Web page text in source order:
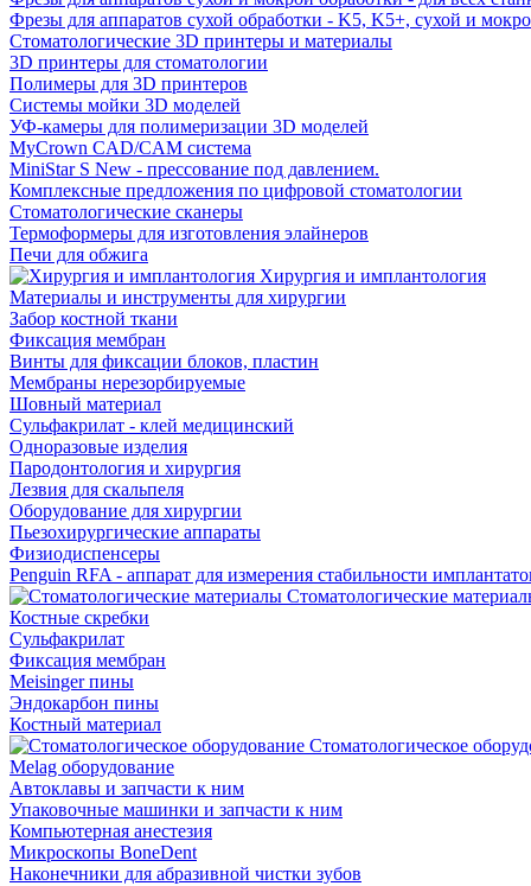
Фрезы для аппаратов сухой обработки - K5, K5+, сухой и
Стоматологические 3D принтеры и материалы
3D принтеры для стоматологии
Полимеры для 3D принтеров
Системы мойки 3D моделей
УФ-камеры для полимеризации 3D моделей
MyCrown CAD/CAM система
MiniStar S New - прессование под давлением.
Комплексные предложения по цифровой стоматологии
Стоматологические сканеры
Термоформеры для изготовления элайнеров
Печи для обжига
Хирургия и имплантология
Материалы и инструменты для хирургии
Забор костной ткани
Фиксация мембран
Винты для фиксации блоков, пластин
Мембраны нерезорбируемые
Шовный материал
Сульфакрилат - клей медицинский
Одноразовые изделия
Пародонтология и хирургия
Лезвия для скальпеля
Оборудование для хирургии
Пьезохирургические аппараты
Физиодиспенсеры
Penguin RFA - аппарат для измерения стабильности
Стоматологические
Костные скребки
Сульфакрилат
Фиксация мембран
Meisinger пины
Эндокарбон пины
Костный материал
Стоматологическое
Melag оборудование
Автоклавы и запчасти к ним
Упаковочные машинки и запчасти к ним
Компьютерная анестезия
Микроскопы BoneDent
Наконечники для абразивной чистки зубов